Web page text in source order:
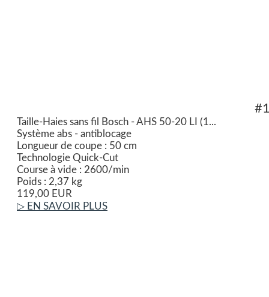
Taille-Haies sans fil Bosch - AHS 50-20 LI (1...
Système abs - antiblocage
Longueur de coupe : 50 cm
Technologie Quick-Cut
Course à vide : 2600/min
Poids : 2,37 kg
119,00 EUR
▷ EN SAVOIR PLUS